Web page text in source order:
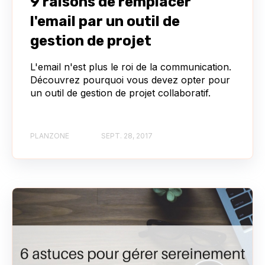
l'email par un outil de
gestion de projet
L'email n'est plus le roi de la communication.
Découvrez pourquoi vous devez opter pour
un outil de gestion de projet collaboratif.
PLANZONE SEPT. 28, 2017